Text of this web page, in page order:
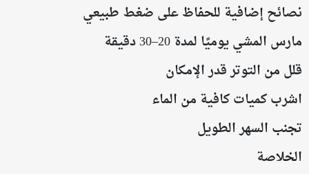
نصائح إضافية للحفاظ على ضغط طبيعي
مارس المشي يوميًا لمدة 20–30 دقيقة
قلل من التوتر قدر الإمكان
اشرب كميات كافية من الماء
تجنب السهر الطويل
الخلاصة